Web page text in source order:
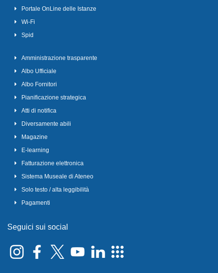
Portale OnLine delle Istanze
Wi-Fi
Spid
Amministrazione trasparente
Albo Ufficiale
Albo Fornitori
Pianificazione strategica
Atti di notifica
Diversamente abili
Magazine
E-learning
Fatturazione elettronica
Sistema Museale di Ateneo
Solo testo / alta leggibilità
Pagamenti
Seguici sui social